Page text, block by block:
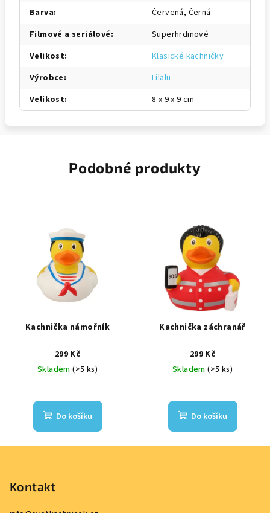
Barva:
Červená, Černá
Filmové a seriálové:
Superhrdinové
Velikost:
Klasické kachničky
Výrobce:
Lilalu
Velikost: 8 x 9 x 9 cm
Podobné produkty
Kachnička námořník
299 Kč
Skladem(>5 ks)
Do košíku
Kachnička záchranář
299 Kč
Skladem(>5 ks)
Do košíku
Kontakt